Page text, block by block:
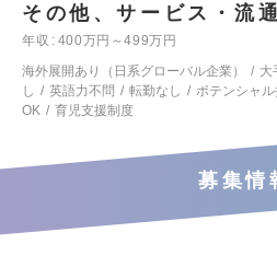
その他、サービス・流
年収
400万円～499万円
海外展開あり（日系グローバル企業）
大
し
英語力不問 転勤なし ポテンシャル
OK
育児支援制度
募集情